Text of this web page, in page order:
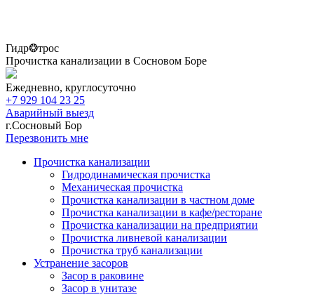
Гидр❂трос
Прочистка канализации в Сосновом Боре
Ежедневно, круглосуточно
+7 929 104 23 25
Аварийный выезд
г.Сосновый Бор
Перезвонить мне
Прочистка канализации
Гидродинамическая прочистка
Механическая прочистка
Прочистка канализации в частном доме
Прочистка канализации в кафе/ресторане
Прочистка канализации на предприятии
Прочистка ливневой канализации
Прочистка труб канализации
Устранение засоров
Засор в раковине
Засор в унитазе